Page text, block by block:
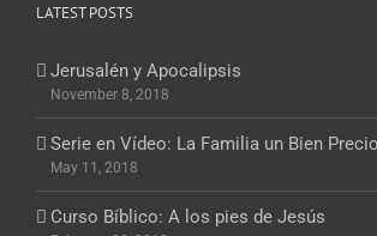
LATEST POSTS
Jerusalén y Apocalipsis
November 8, 2018
Serie en Vídeo: La Familia un Bien
May 11, 2018
Curso Bíblico: A los pies de Jesús